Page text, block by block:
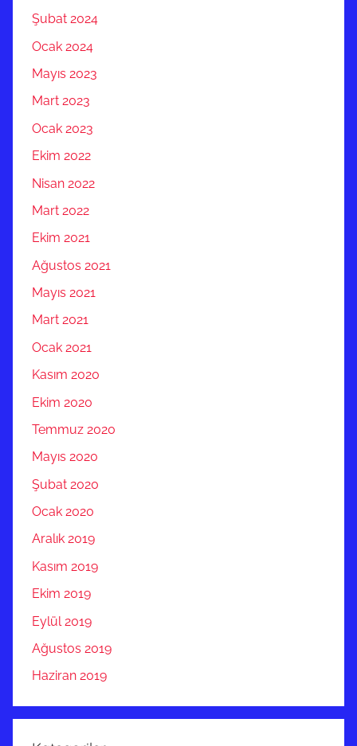
Şubat 2024
Ocak 2024
Mayıs 2023
Mart 2023
Ocak 2023
Ekim 2022
Nisan 2022
Mart 2022
Ekim 2021
Ağustos 2021
Mayıs 2021
Mart 2021
Ocak 2021
Kasım 2020
Ekim 2020
Temmuz 2020
Mayıs 2020
Şubat 2020
Ocak 2020
Aralık 2019
Kasım 2019
Ekim 2019
Eylül 2019
Ağustos 2019
Haziran 2019